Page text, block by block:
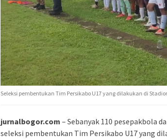
Seleksi pembentukan Tim Persikabo U17 yang dilakukan di
jurnalbogor.com – Sebanyak 110 pesepakbola
seleksi pembentukan Tim Persikabo U17 yang